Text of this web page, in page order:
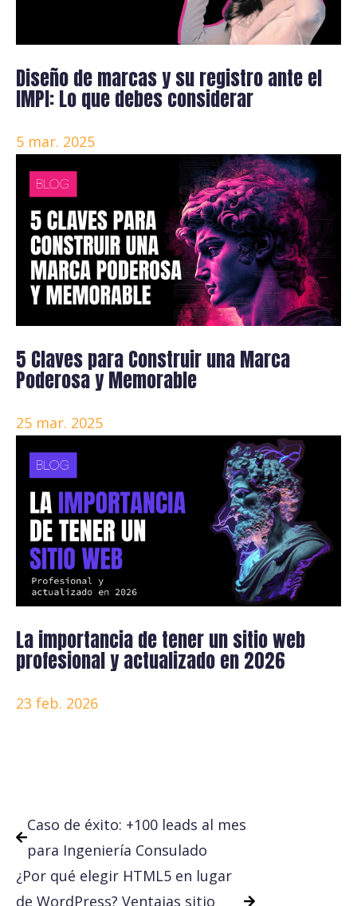
Diseño de marcas y su registro ante el
IMPI: Lo que debes considerar
5 mar. 2025
5 Claves para Construir una Marca
Poderosa y Memorable
25 mar. 2025
La importancia de tener un sitio web
profesional y actualizado en 2026
23 feb. 2026
Caso de éxito: +100 leads al mes
para Ingeniería Consulado
¿Por qué elegir HTML5 en lugar
de WordPress? Ventajas sitio